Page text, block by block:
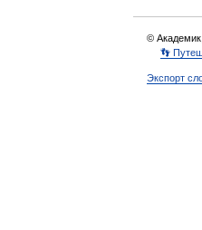
©
👣
Экспорт